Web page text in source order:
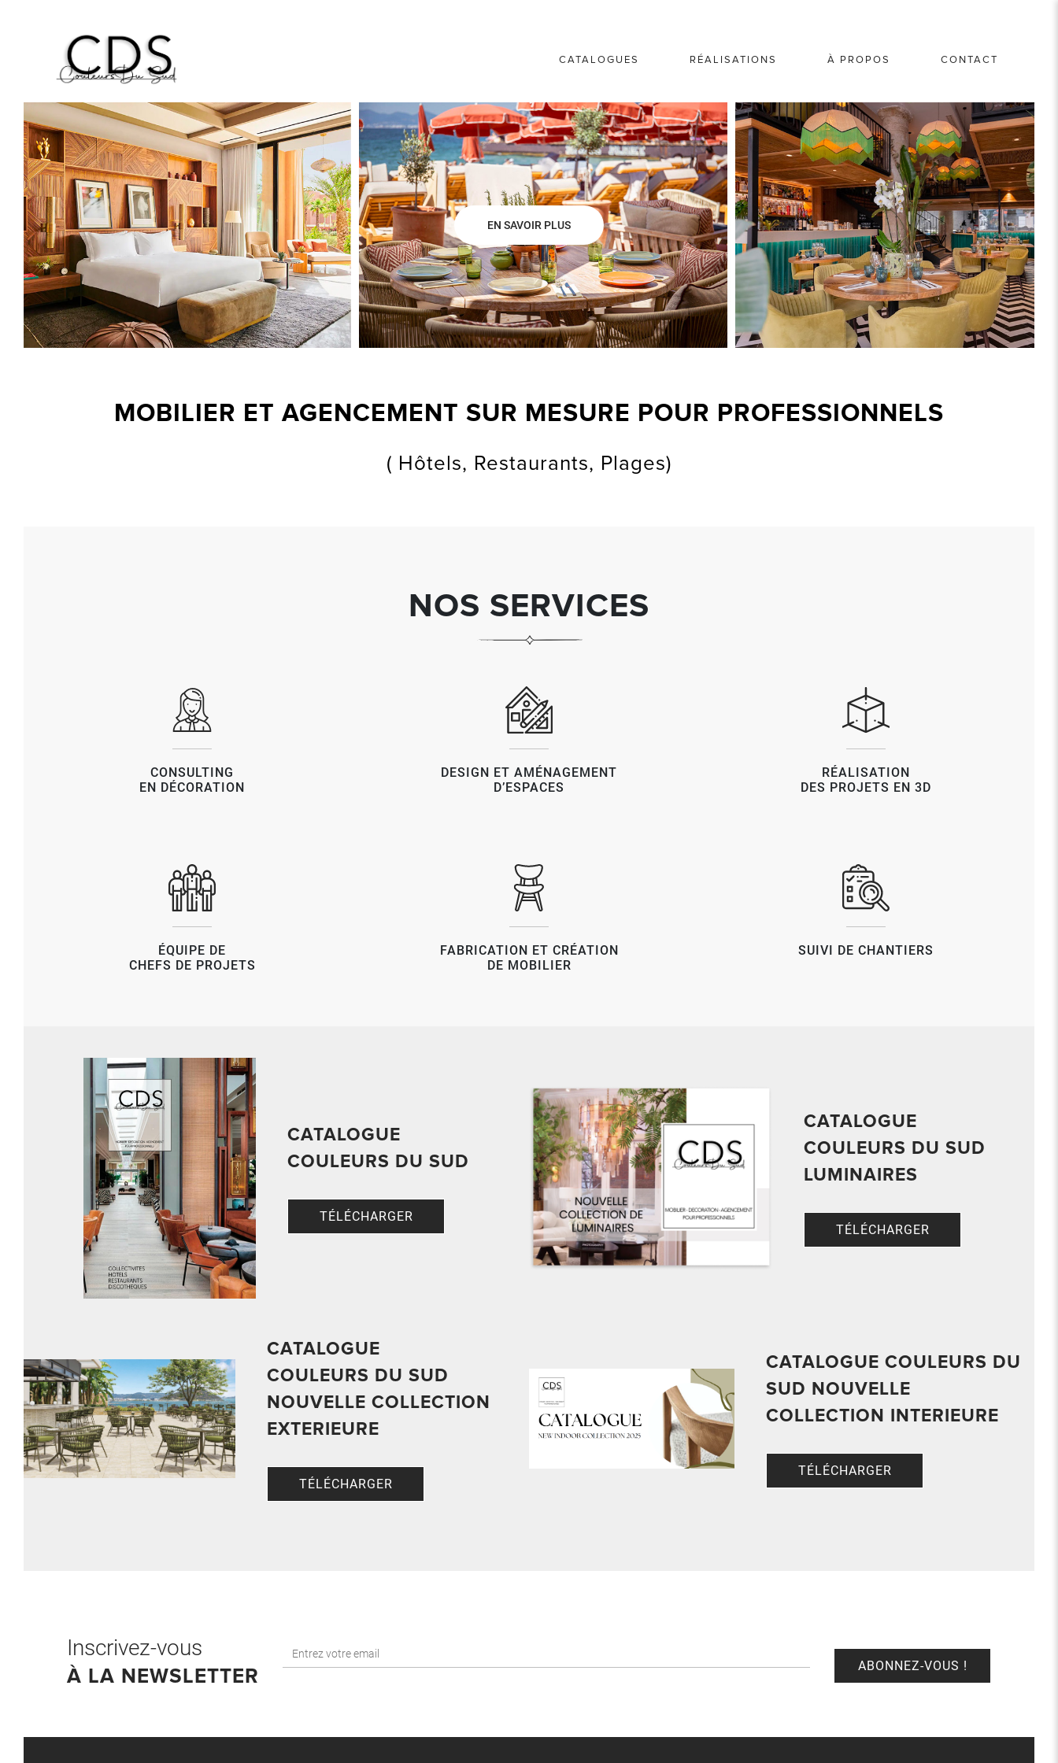
CATALOGUES RÉALISATIONS À PROPOS CONTACT
EN SAVOIR PLUS
MOBILIER ET AGENCEMENT SUR MESURE POUR PROFESSIONNELS
( Hôtels, Restaurants, Plages)
NOS SERVICES
CONSULTING
EN DÉCORATION
DESIGN ET AMÉNAGEMENT
D’ESPACES
RÉALISATION
DES PROJETS EN 3D
ÉQUIPE DE
CHEFS DE PROJETS
FABRICATION ET CRÉATION
DE MOBILIER
SUIVI DE CHANTIERS
CATALOGUE
COULEURS DU SUD
TÉLÉCHARGER
CATALOGUE
COULEURS DU SUD
LUMINAIRES
TÉLÉCHARGER
CATALOGUE
COULEURS DU SUD
NOUVELLE COLLECTION
EXTERIEURE
TÉLÉCHARGER
CATALOGUE COULEURS DU
SUD NOUVELLE
COLLECTION INTERIEURE
TÉLÉCHARGER
Inscrivez-vous
À LA NEWSLETTER